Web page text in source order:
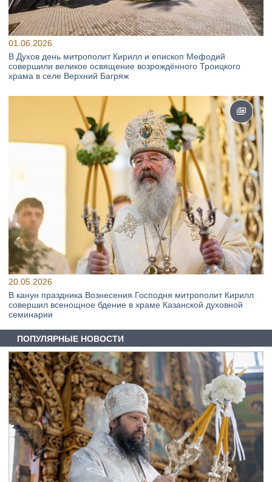
01.06.2026
В Духов день митрополит Кирилл и епископ Мефодий
совершили великое освящение возрождённого Троицкого
храма в селе Верхний Багряж
20.05.2026
В канун праздника Вознесения Господня митрополит Кирилл
совершил всенощное бдение в храме Казанской духовной
семинарии
ПОПУЛЯРНЫЕ НОВОСТИ